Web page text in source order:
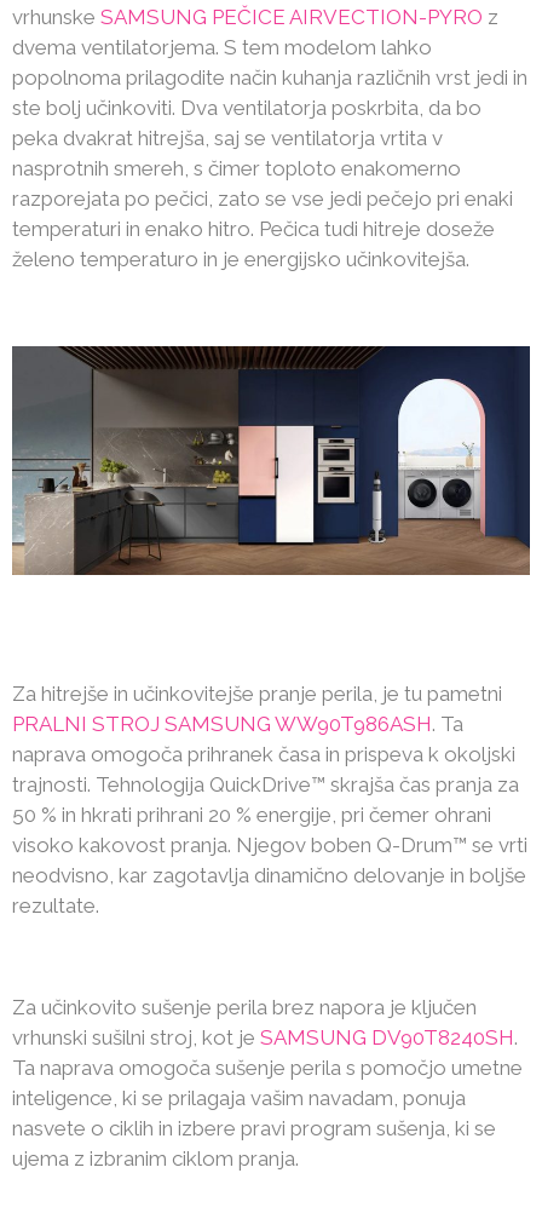
vrhunske SAMSUNG PEČICE AIRVECTION-PYRO z
dvema ventilatorjema. S tem modelom lahko
popolnoma prilagodite način kuhanja različnih vrst jedi in
ste bolj učinkoviti. Dva ventilatorja poskrbita, da bo
peka dvakrat hitrejša, saj se ventilatorja vrtita v
nasprotnih smereh, s čimer toploto enakomerno
razporejata po pečici, zato se vse jedi pečejo pri enaki
temperaturi in enako hitro. Pečica tudi hitreje doseže
želeno temperaturo in je energijsko učinkovitejša.
Za hitrejše in učinkovitejše pranje perila, je tu pametni
PRALNI STROJ SAMSUNG WW90T986ASH. Ta
naprava omogoča prihranek časa in prispeva k okoljski
trajnosti. Tehnologija QuickDrive™ skrajša čas pranja za
50 % in hkrati prihrani 20 % energije, pri čemer ohrani
visoko kakovost pranja. Njegov boben Q-Drum™ se vrti
neodvisno, kar zagotavlja dinamično delovanje in boljše
rezultate.
Za učinkovito sušenje perila brez napora je ključen
vrhunski sušilni stroj, kot je SAMSUNG DV90T8240SH.
Ta naprava omogoča sušenje perila s pomočjo umetne
inteligence, ki se prilagaja vašim navadam, ponuja
nasvete o ciklih in izbere pravi program sušenja, ki se
ujema z izbranim ciklom pranja.